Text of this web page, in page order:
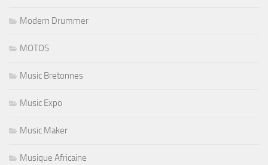
Modern Drummer
MOTOS
Music Bretonnes
Music Expo
Music Maker
Musique Africaine